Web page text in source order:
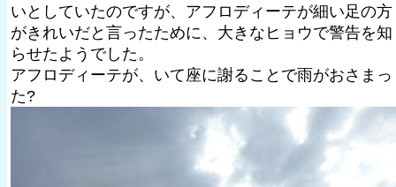
いとしていたのですが、アフロディーテが細い足の方
がきれいだと言ったために、大きなヒョウで警告を知
らせたようでした。
アフロディーテが、いて座に謝ることで雨がおさまっ
た?